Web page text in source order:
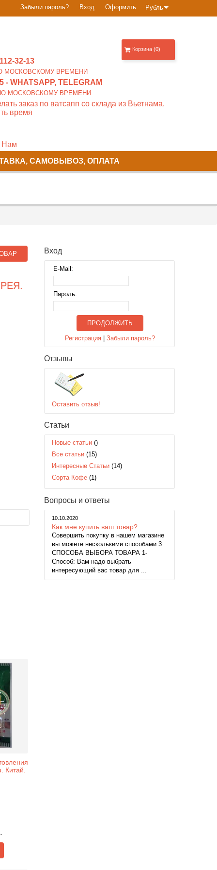
Рубль
Забыли пароль? Вход Оформить
32-13
МОСКОВСКОМУ ВРЕМЕНИ
- WHATSAPP, TELEGRAM
ПО МОСКОВСКОМУ ВРЕМЕНИ
заказ по ватсапп со склада из Вьетнама,
время
Нам
Корзина (0)
САМОВЫВОЗ, ОПЛАТА
Китай.
Вход
E-Mail:
Пароль:
ПРОДОЛЖИТЬ
Регистрация |Забыли пароль?
Отзывы
Оставить отзыв!
Статьи
Новые статьи ()
Все статьи (15)
Интересные Статьи (14)
Сорта Кофе (1)
Вопросы и ответы
10.10.2020
Как мне купить ваш товар?
Совершить покупку в нашем магазине
вы можете несколькими способами 3
СПОСОБА ВЫБОРА ТОВАРА 1-
Способ: Вам надо выбрать
интересующий вас товар для ...